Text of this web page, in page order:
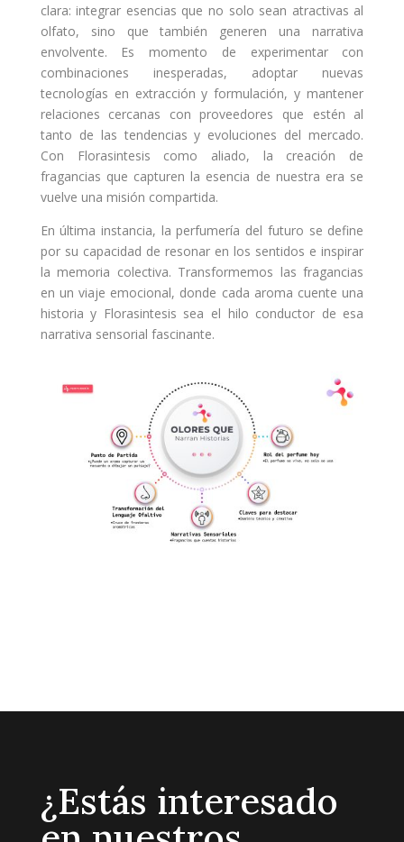
clara: integrar esencias que no solo sean atractivas al
olfato, sino que también generen una narrativa
envolvente. Es momento de experimentar con
combinaciones inesperadas, adoptar nuevas
tecnologías en extracción y formulación, y mantener
relaciones cercanas con proveedores que estén al
tanto de las tendencias y evoluciones del mercado.
Con Florasintesis como aliado, la creación de
fragancias que capturen la esencia de nuestra era se
vuelve una misión compartida.
En última instancia, la perfumería del futuro se define
por su capacidad de resonar en los sentidos e inspirar
la memoria colectiva. Transformemos las fragancias
en un viaje emocional, donde cada aroma cuente una
historia y Florasintesis sea el hilo conductor de esa
narrativa sensorial fascinante.
¿Estás interesado